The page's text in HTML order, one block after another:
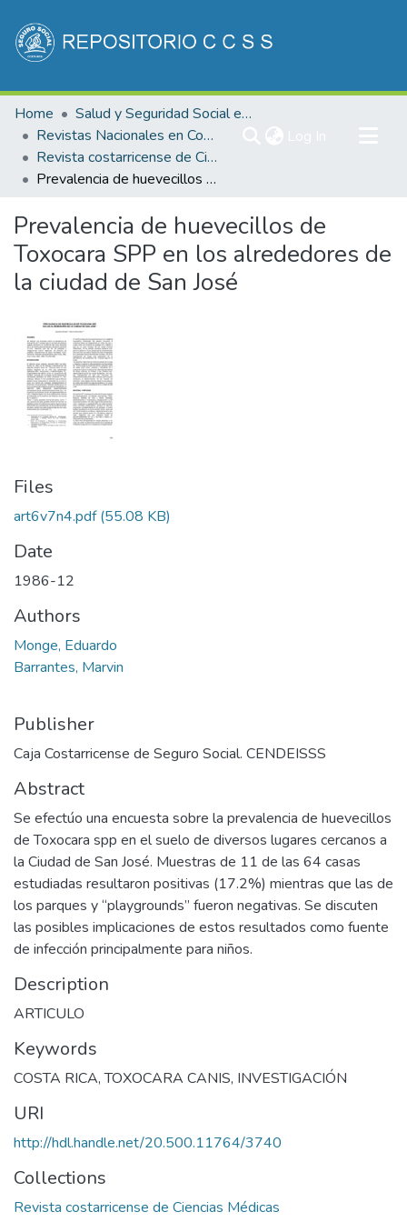
Communities & Collections
All of DSpace
Statistics
Home
Salud y Seguridad Social en Costa Rica
Revistas Nacionales en Costa Rica
Revista costarricense de Ciencias Médicas
Prevalencia de huevecillos de Toxocara SPP en los alrededores de la ciudad de San José
Prevalencia de huevecillos de
Toxocara SPP en los alrededores de
la ciudad de San José
Files
art6v7n4.pdf(55.08 KB)
Date
1986-12
Authors
Monge, Eduardo
Barrantes, Marvin
Publisher
Caja Costarricense de Seguro Social. CENDEISSS
Abstract
Se efectúo una encuesta sobre la prevalencia de huevecillos
de Toxocara spp en el suelo de diversos lugares cercanos a
la Ciudad de San José. Muestras de 11 de las 64 casas
estudiadas resultaron positivas (17.2%) mientras que las de
los parques y “playgrounds” fueron negativas. Se discuten
las posibles implicaciones de estos resultados como fuente
de infección principalmente para niños.
Description
ARTICULO
Keywords
COSTA RICA,TOXOCARA CANIS, INVESTIGACIÓN
URI
http://hdl.handle.net/20.500.11764/3740
Collections
Revista costarricense de Ciencias Médicas